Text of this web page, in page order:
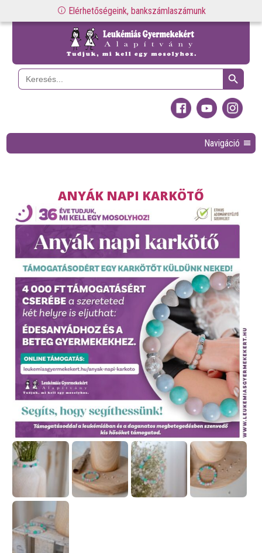
Elérhetőségeink, bankszámlaszámunk
Search
for:
Search Button
Navigáció
ANYÁK NAPI KARKÖTŐ